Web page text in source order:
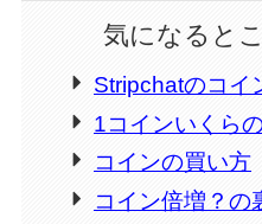
気になると
Stripchatのコイ
1コインいくら
コインの買い方
コイン倍増？の